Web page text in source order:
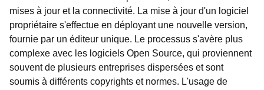
mises à jour et la connectivité. La mise à jour d'un logiciel
propriétaire s'effectue en déployant une nouvelle version,
fournie par un éditeur unique. Le processus s'avère plus
complexe avec les logiciels Open Source, qui proviennent
souvent de plusieurs entreprises dispersées et sont
soumis à différents copyrights et normes. L'usage de